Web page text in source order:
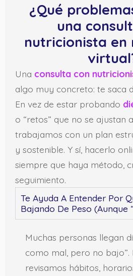
¿Qué
una
nutricionista en
Una consulta con
algo muy concreto: te saca
En vez de estar probando
o “retos” que no se ajustan
trabajamos con un plan
y sostenible. Y sí, hacerlo
siempre que haya método,
seguimiento.
Te Ayuda A Entender Por
Bajando De Peso (aunque
Muchas personas llegan
como mal, pero no bajo”.
revisamos hábitos,